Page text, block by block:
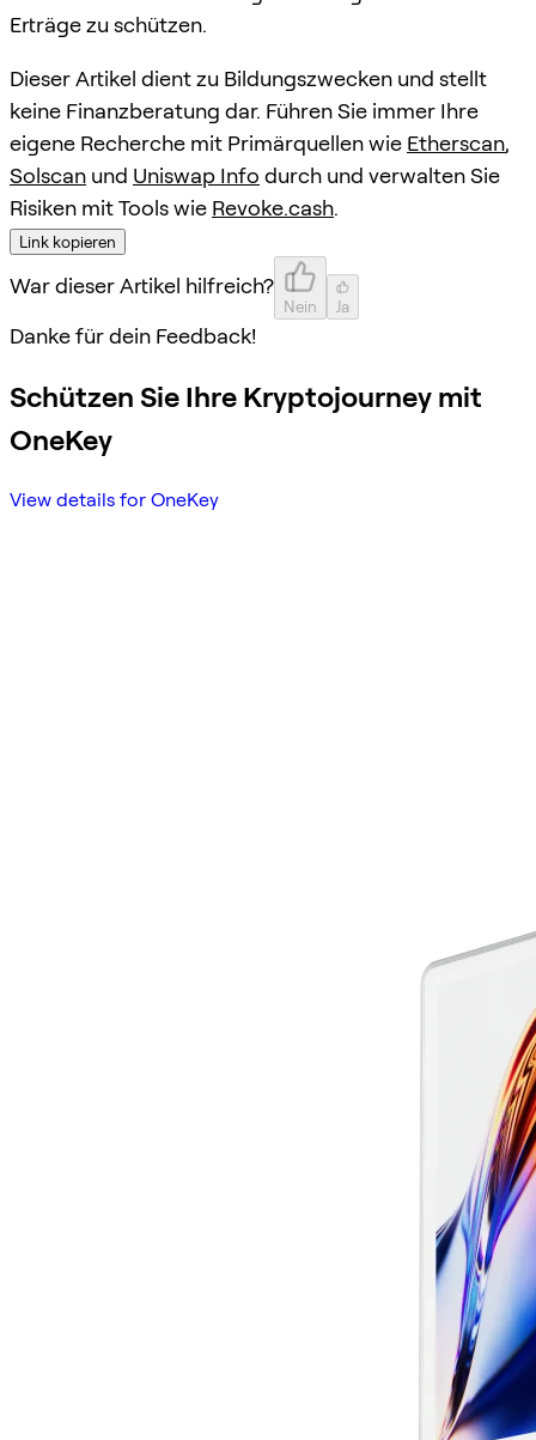
Erträge zu schützen.
Dieser Artikel dient zu Bildungszwecken und stellt
keine Finanzberatung dar. Führen Sie immer Ihre
eigene Recherche mit Primärquellen wie Etherscan,
Solscan und Uniswap Info durch und verwalten Sie
Risiken mit Tools wie Revoke.cash.
Link kopieren
War dieser Artikel hilfreich?
Nein Ja
Danke für dein Feedback!
Schützen Sie Ihre Kryptojourney mit
OneKey
View details for OneKey